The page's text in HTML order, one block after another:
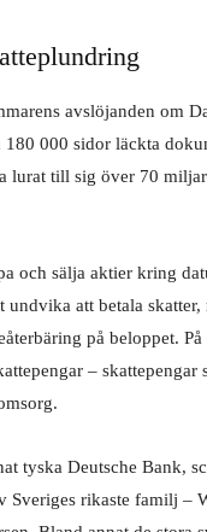
avslöjanden om
000 sidor läckta
lurat till sig över 70
och sälja aktier kring
att betala skatter,
på beloppet.
–
tyska Deutsche Bank,
Sveriges rikaste familj –